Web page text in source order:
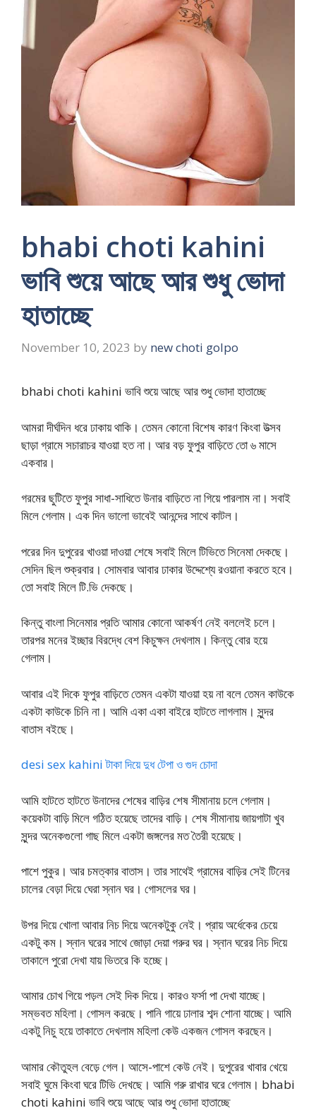
bhabi choti kahini
ভাবি শুয়ে আছে আর শুধু ভোদা
হাতাচ্ছে
November 10, 2023 by new choti golpo
bhabi choti kahini ভাবি শুয়ে আছে আর শুধু ভোদা হাতাচ্ছে
আমরা দীর্ঘদিন ধরে ঢাকায় থাকি। তেমন কোনো বিশেষ কারণ কিংবা উত্সব
ছাড়া গ্রামে সচারাচর যাওয়া হত না। আর বড় ফুপুর বাড়িতে তো ৬ মাসে
একবার।
গরমের ছুটিতে ফুপুর সাধা-সাধিতে উনার বাড়িতে না গিয়ে পারলাম না। সবাই
মিলে গেলাম। এক দিন ভালো ভাবেই আনন্দের সাথে কাটল।
পরের দিন দুপুরের খাওয়া দাওয়া শেষে সবাই মিলে টিভিতে সিনেমা দেকছে।
সেদিন ছিল শুক্রবার। সোমবার আবার ঢাকার উদ্দেশ্যে রওয়ানা করতে হবে।
তো সবাই মিলে টি.ভি দেকছে।
কিন্তু বাংলা সিনেমার প্রতি আমার কোনো আকর্ষণ নেই বললেই চলে।
তারপর মনের ইচ্ছার বিরদ্ধে বেশ কিচুক্ষন দেখলাম। কিন্তু বোর হয়ে
গেলাম।
আবার এই দিকে ফুপুর বাড়িতে তেমন একটা যাওয়া হয় না বলে তেমন কাউকে
একটা কাউকে চিনি না। আমি একা একা বাইরে হাটতে লাগলাম। সুন্দর
বাতাস বইছে।
desi sex kahini টাকা দিয়ে দুধ টেপা ও গুদ চোদা
আমি হাটতে হাটতে উনাদের শেষের বাড়ির শেষ সীমানায় চলে গেলাম।
কয়েকটা বাড়ি মিলে গঠিত হয়েছে তাদের বাড়ি। শেষ সীমানায় জায়গাটা খুব
সুন্দর অনেকগুলো গাছ মিলে একটা জঙ্গলের মত তৈরী হয়েছে।
পাশে পুকুর। আর চমত্কার বাতাস। তার সাথেই গ্রামের বাড়ির সেই টিনের
চালের বেড়া দিয়ে ঘেরা স্নান ঘর। গোসলের ঘর।
উপর দিয়ে খোলা আবার নিচ দিয়ে অনেকটুকু নেই। প্রায় অর্ধেকের চেয়ে
একটু কম। স্নান ঘরের সাথে জোড়া দেয়া গরুর ঘর। স্নান ঘরের নিচ দিয়ে
তাকালে পুরো দেখা যায় ভিতরে কি হচ্ছে।
আমার চোখ গিয়ে পড়ল সেই দিক দিয়ে। কারও ফর্সা পা দেখা যাচ্ছে।
সম্ভবত মহিলা। গোসল করছে। পানি গায়ে ঢালার শব্দ শোনা যাচ্ছে। আমি
একটু নিচু হয়ে তাকাতে দেখলাম মহিলা কেউ একজন গোসল করছেন।
আমার কৌতুহল বেড়ে গেল। আসে-পাশে কেউ নেই। দুপুরের খাবার খেয়ে
সবাই ঘুমে কিংবা ঘরে টিভি দেখছে। আমি গরু রাখার ঘরে গেলাম। bhabi
choti kahini ভাবি শুয়ে আছে আর শুধু ভোদা হাতাচ্ছে